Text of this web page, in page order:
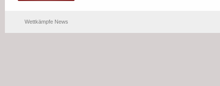
Wettkämpfe News